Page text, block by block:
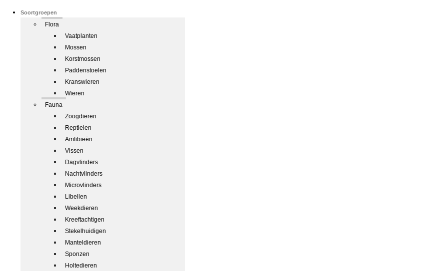
Soortgroepen
Flora
Vaatplanten
Mossen
Korstmossen
Paddenstoelen
Kranswieren
Wieren
Fauna
Zoogdieren
Reptielen
Amfibieën
Vissen
Dagvlinders
Nachtvlinders
Microvlinders
Libellen
Weekdieren
Kreeftachtigen
Stekelhuidigen
Manteldieren
Sponzen
Holtedieren